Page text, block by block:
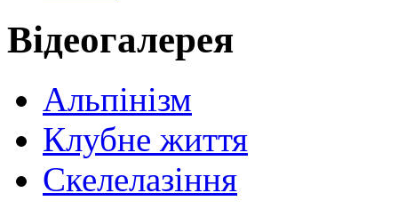
Відеогалерея
Альпінізм
Клубне життя
Скелелазіння